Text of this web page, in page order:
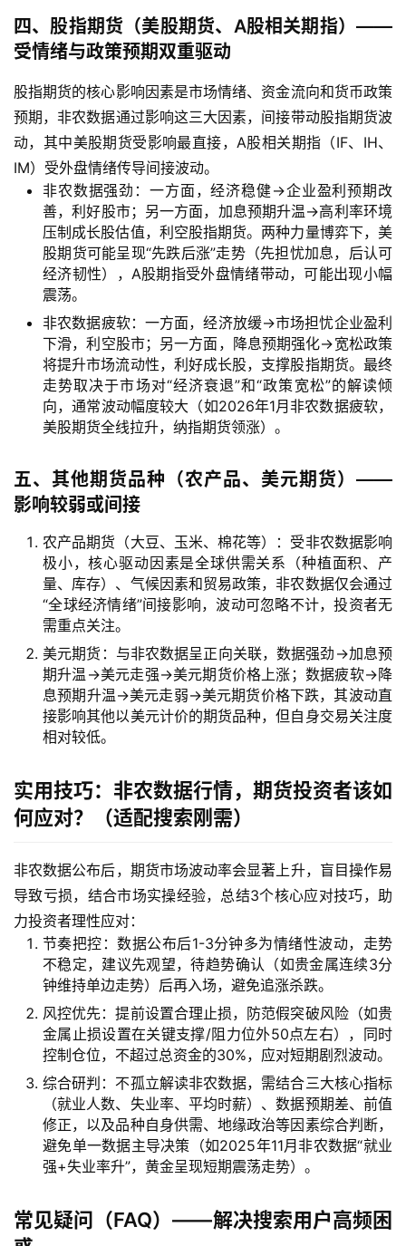
恒
指
期
货
期
货
货
指
金
四、股指期货（美股期货、A股相关期指）——
受情绪与政策预期双重驱动
股指期货的核心影响因素是市场情绪、资金流向和货币政策
预期，非农数据通过影响这三大因素，间接带动股指期货波
动，其中美股期货受影响最直接，A股相关期指（IF、IH、
IM）受外盘情绪传导间接波动。
非农数据强劲：一方面，经济稳健→企业盈利预期改
善，利好股市；另一方面，加息预期升温→高利率环境
压制成长股估值，利空股指期货。两种力量博弈下，美
股期货可能呈现“先跌后涨”走势（先担忧加息，后认可
经济韧性），A股期指受外盘情绪带动，可能出现小幅
震荡。
非农数据疲软：一方面，经济放缓→市场担忧企业盈利
下滑，利空股市；另一方面，降息预期强化→宽松政策
将提升市场流动性，利好成长股，支撑股指期货。最终
走势取决于市场对“经济衰退”和“政策宽松”的解读倾
向，通常波动幅度较大（如2026年1月非农数据疲软，
美股期货全线拉升，纳指期货领涨）。
五、其他期货品种（农产品、美元期货）——
影响较弱或间接
农产品期货（大豆、玉米、棉花等）：受非农数据影响
极小，核心驱动因素是全球供需关系（种植面积、产
量、库存）、气候因素和贸易政策，非农数据仅会通过
“全球经济情绪”间接影响，波动可忽略不计，投资者无
需重点关注。
美元期货：与非农数据呈正向关联，数据强劲→加息预
期升温→美元走强→美元期货价格上涨；数据疲软→降
息预期升温→美元走弱→美元期货价格下跌，其波动直
接影响其他以美元计价的期货品种，但自身交易关注度
相对较低。
实用技巧：非农数据行情，期货投资者该如
何应对？（适配搜索刚需）
非农数据公布后，期货市场波动率会显著上升，盲目操作易
导致亏损，结合市场实操经验，总结3个核心应对技巧，助
力投资者理性应对：
节奏把控：数据公布后1-3分钟多为情绪性波动，走势
不稳定，建议先观望，待趋势确认（如贵金属连续3分
钟维持单边走势）后再入场，避免追涨杀跌。
风控优先：提前设置合理止损，防范假突破风险（如贵
金属止损设置在关键支撑/阻力位外50点左右），同时
控制仓位，不超过总资金的30%，应对短期剧烈波动。
综合研判：不孤立解读非农数据，需结合三大核心指标
（就业人数、失业率、平均时薪）、数据预期差、前值
修正，以及品种自身供需、地缘政治等因素综合判断，
避免单一数据主导决策（如2025年11月非农数据“就业
强+失业率升”，黄金呈现短期震荡走势）。
常见疑问（FAQ）——解决搜索用户高频困